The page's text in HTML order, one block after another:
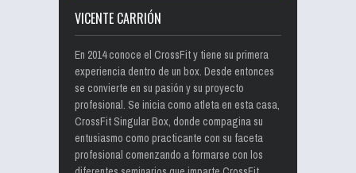
VICENTE CARRIÓN
En 2014 conoce el CrossFit y tiene su primera
experiencia dentro de un box. Desde entonces
se convierte en su pasión y su proyecto
profesional. Se inicia como atleta en esta casa,
CrossFit Singular Box, donde compagina su
entusiasmo como practicante con su faceta
profesional comenzando a formarse con los